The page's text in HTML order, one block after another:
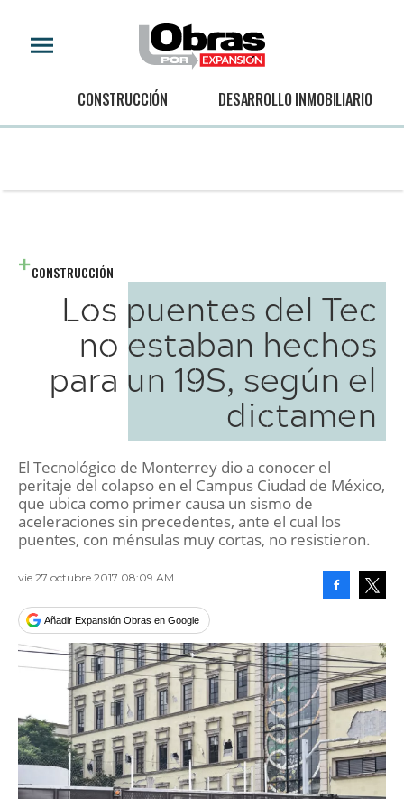
CONSTRUCCIÓN DESARROLLO INMOBILIARIO
CONSTRUCCIÓN
Los puentes del Tec
no estaban hechos
para un 19S, según el
dictamen
El Tecnológico de Monterrey dio a conocer el
peritaje del colapso en el Campus Ciudad de México,
que ubica como primer causa un sismo de
aceleraciones sin precedentes, ante el cual los
puentes, con ménsulas muy cortas, no resistieron.
vie 27 octubre 2017 08:09 AM
Añadir Expansión Obras en Google